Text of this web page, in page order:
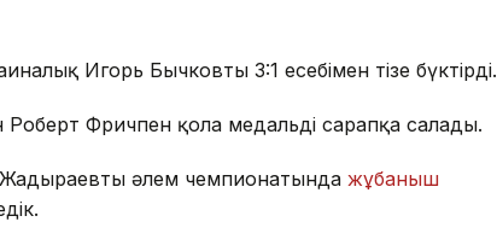
Игорь Бычковты 3:1 есебімен тізе бүктірді.
Фричпен қола медальді сарапқа салады.
Жадыраевтың әлем чемпионатында жұбаныш